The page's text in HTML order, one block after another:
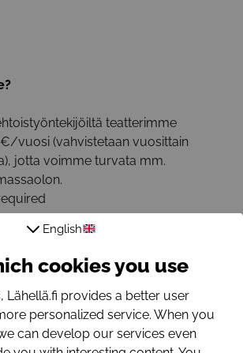
teatterimme
vuosi (vahvistetaan vuosittain
jotta voimme turvata mm.
number
English
cookies you use
Lähellä.fi provides a better user
personalized service. When you
can develop our services even